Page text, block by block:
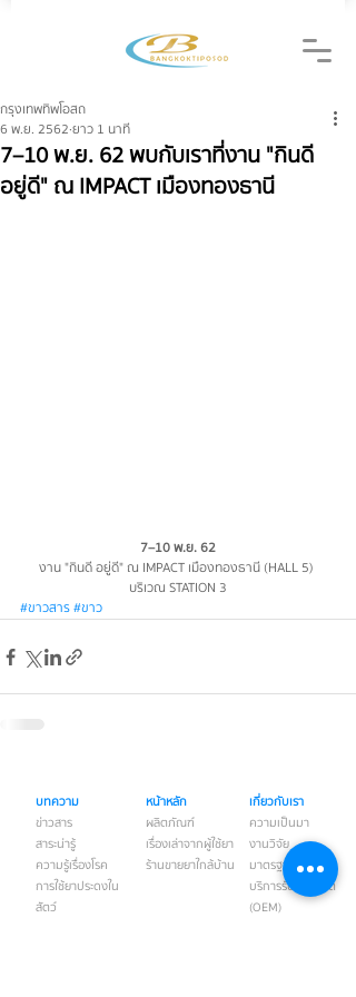
7–10 พ.ย. 62 พบกับเราที่งาน "กินดี
อยู่ดี" ณ IMPACT เมืองทองธานี
กรุงเทพทิพโอสถ
6 พ.ย. 2562 ยาว 1 นาที
7–10 พ.ย. 62
งาน "กินดี อยู่ดี" ณ IMPACT เมืองทองธานี (HALL 5)
บริเวณ STATION 3
#ขาวสาร#ขาว
บทความ
ข่าวสาร
สาระน่ารู้
ความรู้เรื่องโรค
การใช้ยาประดงใน
สัตว์
หน้าหลัก
ผลิตภัณฑ์
เรื่องเล่าจากผู้ใช้ยา
ร้านขายยาใกล้บ้าน
เกี่ยวกับเรา
ความเป็นมา
งานวิจัย
มาตรฐานการผลิต
บริการรับจ้างผลิต
(OEM)